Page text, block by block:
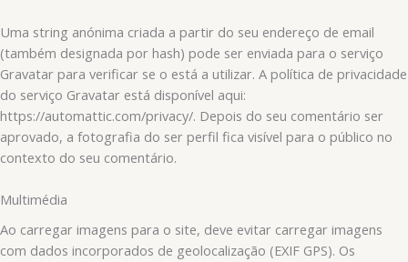
Uma string anónima criada a partir do seu endereço de email
(também designada por hash) pode ser enviada para o serviço
Gravatar para verificar se o está a utilizar. A política de privacidade
do serviço Gravatar está disponível aqui:
https://automattic.com/privacy/. Depois do seu comentário ser
aprovado, a fotografia do ser perfil fica visível para o público no
contexto do seu comentário.
Multimédia
Ao carregar imagens para o site, deve evitar carregar imagens
com dados incorporados de geolocalização (EXIF GPS). Os